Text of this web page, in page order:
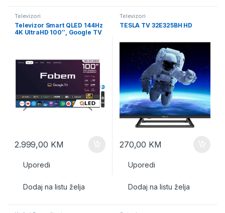
Televizori
Televizor Smart QLED 144Hz
4K UltraHD 100″, Google TV
2.999,00 KM
Uporedi
Dodaj na listu želja
Televizori
TESLA TV 32E325BH HD
270,00 KM
Uporedi
Dodaj na listu želja